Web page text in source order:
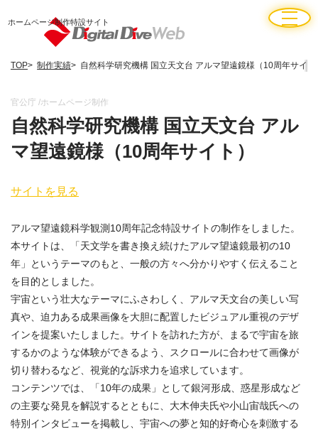
ホームページ制作特設サイト
TOP 制作実績 自然科学研究機構 国立天文台 アルマ望遠鏡様（10周年サイト
官公庁 ホームページ制作
自然科学研究機構 国立天文台 アル
マ望遠鏡様（10周年サイト）
サイトを見る
アルマ望遠鏡科学観測10周年記念特設サイトの制作をしました。
本サイトは、「天文学を書き換え続けたアルマ望遠鏡最初の10
年」というテーマのもと、一般の方々へ分かりやすく伝えること
を目的としました。
宇宙という壮大なテーマにふさわしく、アルマ天文台の美しい写
真や、迫力ある成果画像を大胆に配置したビジュアル重視のデザ
インを提案いたしました。サイトを訪れた方が、まるで宇宙を旅
するかのような体験ができるよう、スクロールに合わせて画像が
切り替わるなど、視覚的な訴求力を追求しています。
コンテンツでは、「10年の成果」として銀河形成、惑星形成など
の主要な発見を解説するとともに、大木伸夫氏や小山宙哉氏への
特別インタビューを掲載し、宇宙への夢と知的好奇心を刺激する